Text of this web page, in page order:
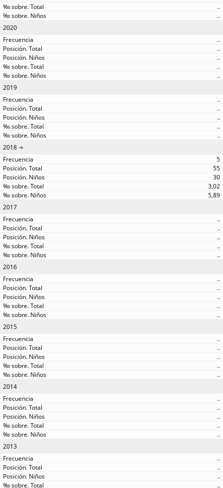
..
..
2020
..
..
..
..
..
2019
..
..
..
..
..
2018
5
55
30
3,02
5,89
2017
..
..
..
..
..
2016
..
..
..
..
..
2015
..
..
..
..
..
2014
..
..
..
..
..
2013
..
..
..
..